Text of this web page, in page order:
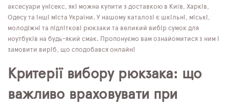
аксесуари унісекс, які можна купити з доставкою в Київ, Харків,
Одесу та інші міста України. У нашому каталозі є шкільні, міські,
молодіжні та підліткові рюкзаки та великий вибір сумок для
ноутбуків на будь-який смак. Пропонуємо вам ознайомитися з ним і
замовити виріб, що сподобався онлайн!
Критерії вибору рюкзака: що
важливо враховувати при